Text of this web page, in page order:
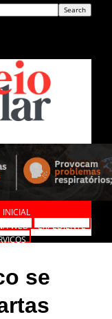
INICIAL
WEB
EXPEDIENTE
se